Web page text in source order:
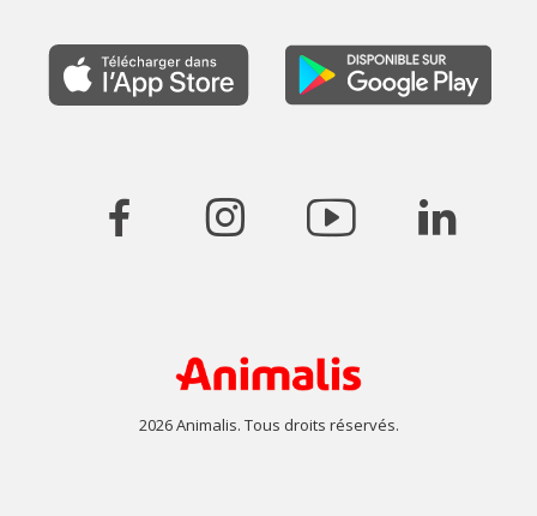
2026 Animalis. Tous droits réservés.